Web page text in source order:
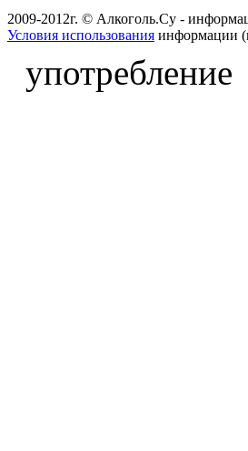
2009-2012г. © Алкоголь.Су -
Условия использования информации